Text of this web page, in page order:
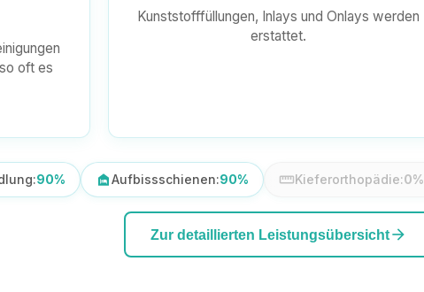
oft es
Kunststofffüllungen, Inlays und Onlays werden
erstattet.
90% night_shelterAufbissschienen:90% straightenKieferorthopädie:0%
Zur detaillierten Leistungsübersichtarrow_forward